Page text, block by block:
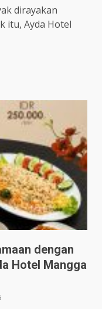
dirayakan
itu, Ayda Hotel
dengan
Hotel Mangga